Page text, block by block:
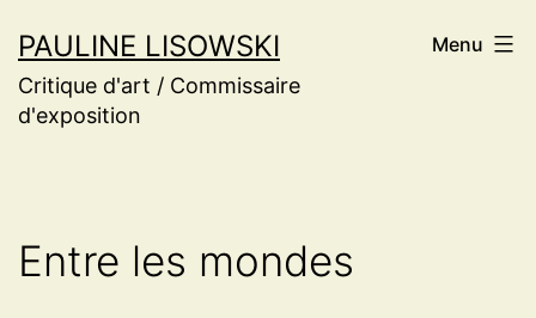
au
contenu
PAULINE LISOWSKI
Critique d'art / Commissaire
d'exposition
Menu
Entre les mondes